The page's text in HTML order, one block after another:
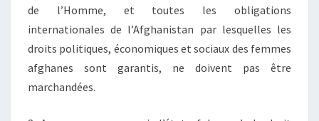
de l’Homme, et toutes les obligations
internationales de l’Afghanistan par lesquelles les
droits politiques, économiques et sociaux des femmes
afghanes sont garantis, ne doivent pas être
marchandées.